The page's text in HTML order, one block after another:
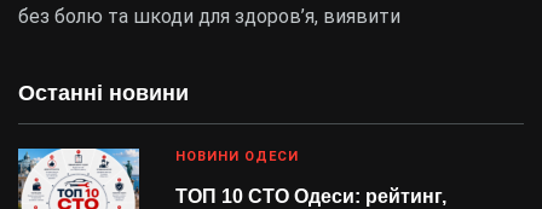
без болю та шкоди для здоров’я, виявити
Останні новини
НОВИНИ ОДЕСИ
ТОП 10 СТО Одеси: рейтинг,